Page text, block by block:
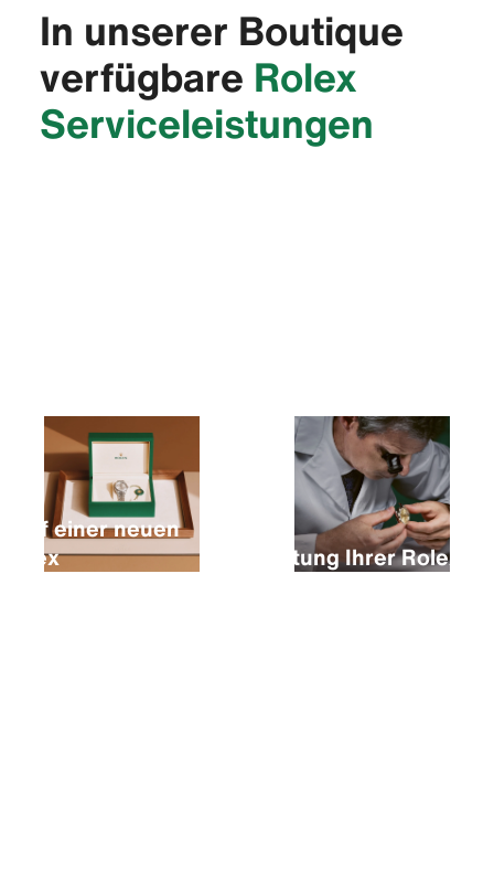
In unserer Boutique
verfügbare Rolex
Service­leistungen
Kauf einer neuen
Rolex
Wartung Ihrer Rolex